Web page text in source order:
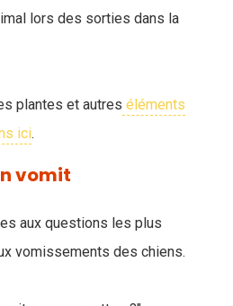
lors des sorties dans la
plantes et autres éléments
ici.
vomit
aux questions les plus
vomissements des chiens.